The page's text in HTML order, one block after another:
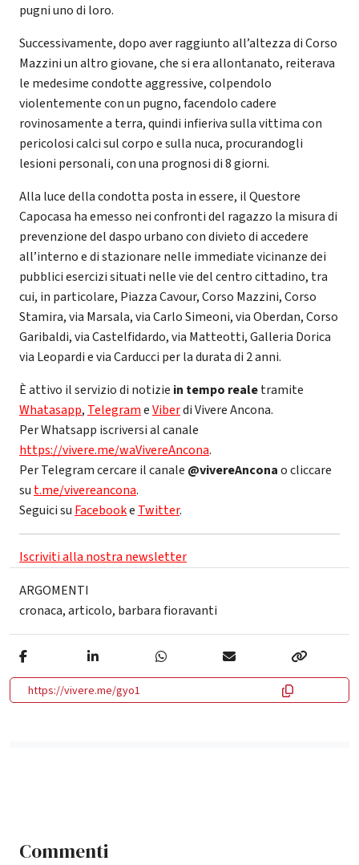
pugni uno di loro.
Successivamente, dopo aver raggiunto all’altezza di Corso
Mazzini un altro giovane, che si era allontanato, reiterava
le medesime condotte aggressive, colpendolo
violentemente con un pugno, facendolo cadere
rovinosamente a terra, quindi infieriva sulla vittima con
pericolosi calci sul corpo e sulla nuca, procurandogli
lesioni personali, con una prognosi di 8 giorni.
Alla luce della condotta posta in essere, il Questore
Capocasa ha emesso nei confronti del ragazzo la misura di
prevenzione del daspo urbano con divieto di accedere
all’interno e di stazionare nelle immediate vicinanze dei
pubblici esercizi situati nelle vie del centro cittadino, tra
cui, in particolare, Piazza Cavour, Corso Mazzini, Corso
Stamira, via Marsala, via Carlo Simeoni, via Oberdan, Corso
Garibaldi, via Castelfidardo, via Matteotti, Galleria Dorica
via Leopardi e via Carducci per la durata di 2 anni.
È attivo il servizio di notizie in tempo realetramite
Whatasapp, TelegrameViberdi Vivere Ancona.
Per Whatsapp iscriversi al canale
https://vivere.me/waVivereAncona.
Per Telegram cercare il canale @vivereAnconao cliccare
su t.me/vivereancona.
Seguici su Facebooke Twitter.
Iscriviti alla nostra newsletter
ARGOMENTI
cronaca,articolo, barbara fioravanti
https://vivere.me/gyo1
Commenti